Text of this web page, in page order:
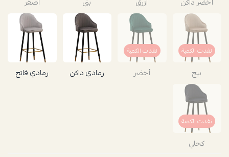
نفدت الكمية
بيج
نفدت الكمية
أخضر رمادي داكن رمادي فاتح
نفدت الكمية
كحلي